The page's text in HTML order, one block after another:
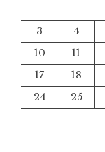
3
4
10
11
17
18
24
25